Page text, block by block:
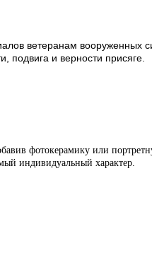
ветеранам
подвига и верности присяге.
фотокерамику или
индивидуальный характер.